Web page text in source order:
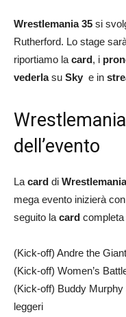
Wrestlemania 35 si
Rutherford. Lo stage
riportiamo la card, i
vederlasu Sky e in
dell’evento
La card di
mega evento inizierà
seguito la card completa
(Kick-off) Andre the
(Kick-off) Women’s
(Kick-off) Buddy
leggeri